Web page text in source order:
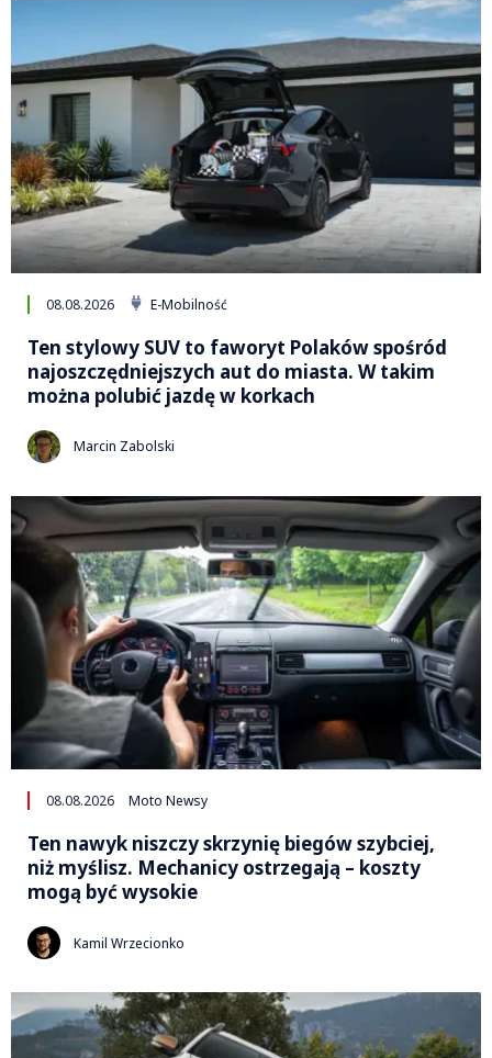
08.08.2026 E-Mobilność
Ten stylowy SUV to faworyt Polaków spośród
najoszczędniejszych aut do miasta. W takim
można polubić jazdę w korkach
Marcin Zabolski
08.08.2026 Moto Newsy
Ten nawyk niszczy skrzynię biegów szybciej,
niż myślisz. Mechanicy ostrzegają – koszty
mogą być wysokie
Kamil Wrzecionko